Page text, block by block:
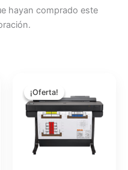
hayan comprado este
¡Oferta!
¡Oferta!
original
era:
$2,600.00.